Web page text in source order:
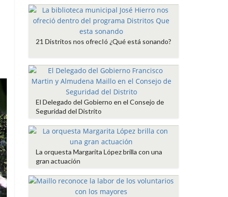
21 Distritos nos ofrecIó ¿Qué está sonando?
El Delegado del Gobierno en el Consejo de
Seguridad del Distrito
La orquesta Margarita López brilla con una
gran actuación